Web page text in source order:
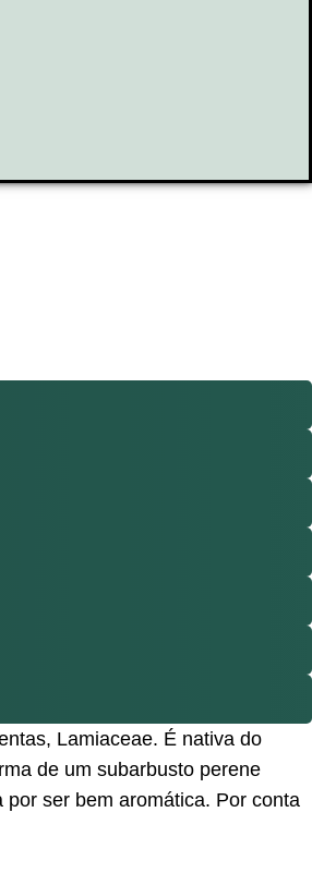
Lamiaceae. É nativa do
de um subarbusto perene
ser bem aromática. Por conta